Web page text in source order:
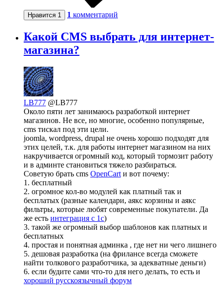
Нравится 1 1 комментарий
Какой CMS выбрать для интернет-
магазина?
LB777 @LB777
Около пяти лет занимаюсь разработкой интернет
магазинов. Не все, но многие, особенно популярные,
cms тискал под эти цели.
joomla, wordpress, drupal не очень хорошо подходят для
этих целей, т.к. для работы интернет магазином на них
накручивается огромный код, который тормозит работу
и в админте становиться тяжело разбираться.
Советую брать cms OpenCart и вот почему:
1. бесплатный
2. огромное кол-во модулей как платный так и
бесплатых (разные календари, аякс корзины и аякс
фильтры, которые любят современные покупатели. Да
же есть интеграция с 1c)
3. такой же огромный выбор шаблонов как платных и
бесплатных
4. простая и понятная админка , где нет ни чего лишнего
5. дешовая разработка (на фрилансе всегда сможете
найти толкового разработчика, за адекватные деньги)
6. если будите сами что-то для него делать, то есть и
хороший русскоязычный форум